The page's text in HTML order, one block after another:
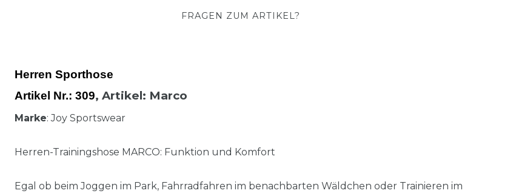
FRAGEN ZUM ARTIKEL?
Herren Sporthose
Artikel Nr.: 309, Artikel: Marco
Marke: Joy Sportswear
Herren-Trainingshose MARCO: Funktion und Komfort
Egal ob beim Joggen im Park, Fahrradfahren im benachbarten Wäldchen oder Trainieren im